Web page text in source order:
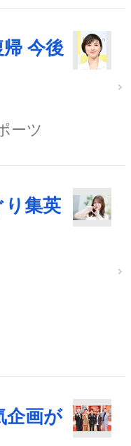
今後
ーツ
り集英
企画が